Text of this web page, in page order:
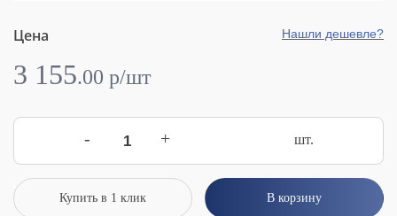
Цена
3 155.00 p/шт
Нашли дешевле?
- + шт.
Купить в 1 клик В корзину